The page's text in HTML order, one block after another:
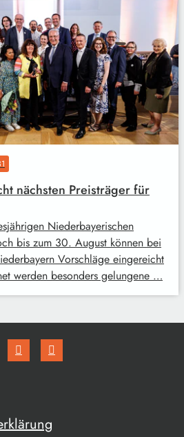
nächsten Preisträger für
Niederbayerischen
bis zum 30. August können bei
Vorschläge eingereicht
werden besonders gelungene …